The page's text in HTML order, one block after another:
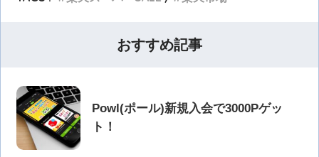
おすすめ記事
Powl(ポール)新規入会で3000Pゲッ
ト！